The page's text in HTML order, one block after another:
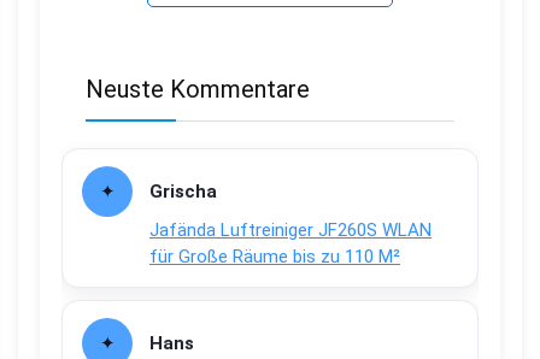
Neuste Kommentare
Grischa
Jafända Luftreiniger JF260S WLAN
für Große Räume bis zu 110 M²
Hans